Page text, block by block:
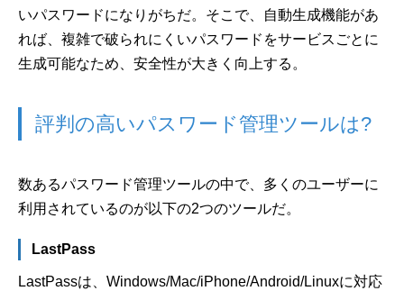
いパスワードになりがちだ。そこで、自動生成機能があ
れば、複雑で破られにくいパスワードをサービスごとに
生成可能なため、安全性が大きく向上する。
評判の高いパスワード管理ツールは?
数あるパスワード管理ツールの中で、多くのユーザーに
利用されているのが以下の2つのツールだ。
LastPass
LastPassは、Windows/Mac/iPhone/Android/Linuxに対応